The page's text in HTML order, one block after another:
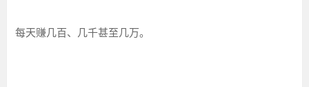
每天赚几百、几千甚至几万。